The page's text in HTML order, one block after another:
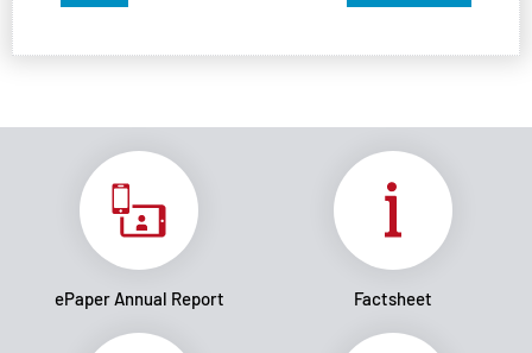
ePaper Annual Report Factsheet